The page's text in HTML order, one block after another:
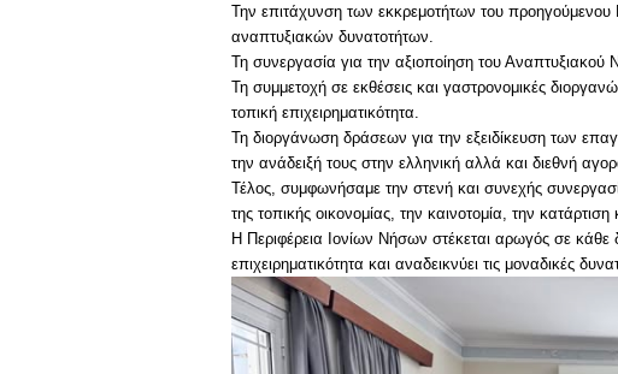
Την επιτάχυνση των εκκρεμοτήτων του
αναπτυξιακών δυνατοτήτων.
Τη συνεργασία για την αξιοποίηση του
Τη συμμετοχή σε εκθέσεις και γαστρονομικές
τοπική επιχειρηματικότητα.
Τη διοργάνωση δράσεων για την εξειδίκευση των
την ανάδειξή τους στην ελληνική αλλά και διεθνή
Τέλος, συμφωνήσαμε την στενή και συνεχής
της τοπικής οικονομίας, την καινοτομία, την
Η Περιφέρεια Ιονίων Νήσων στέκεται αρωγός σε
επιχειρηματικότητα και αναδεικνύει τις μοναδικές